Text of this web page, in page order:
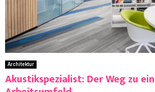
Architektur
Akustikspezialist: Der Weg zu